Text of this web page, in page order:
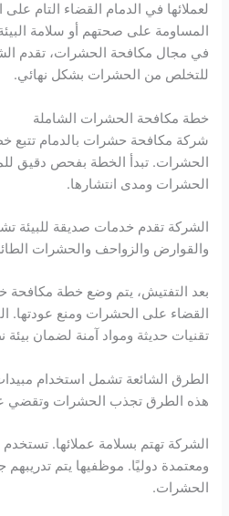
لعملائها في الدمام القضاء التام
في مجال مكافحة الحشرات، تقدم
للتخلص من الحشرات بشكل نهائي.
خطة مكافحة الحشرات الشاملة
شركة مكافحة حشرات بالدمام تتبع
الحشرات. تبدأ الخطة بفحص دقيق
الحشرات ومدى انتشارها.
الشركة تقدم خدمات صديقة للبيئة
والقوارض والزواحف والحشرات
بعد التفتيش، يتم وضع خطة
القضاء على الحشرات ومنع
تقنيات حديثة ومواد آمنة لضمان بيئة
الطرق الشائعة تشمل استخدام
هذه الطرق تجذب الحشرات وتقضي
الشركة تهتم بسلامة عملائها.
ومعتمدة دوليًا. موظفيها يتم تدريبهم
الحشرات.